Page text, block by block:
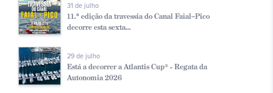
31 de julho
11.ª edição da travessia do Canal Faial–Pico
decorre esta sexta...
29 de julho
Está a decorrer a Atlantis Cup® - Regata da
Autonomia 2026